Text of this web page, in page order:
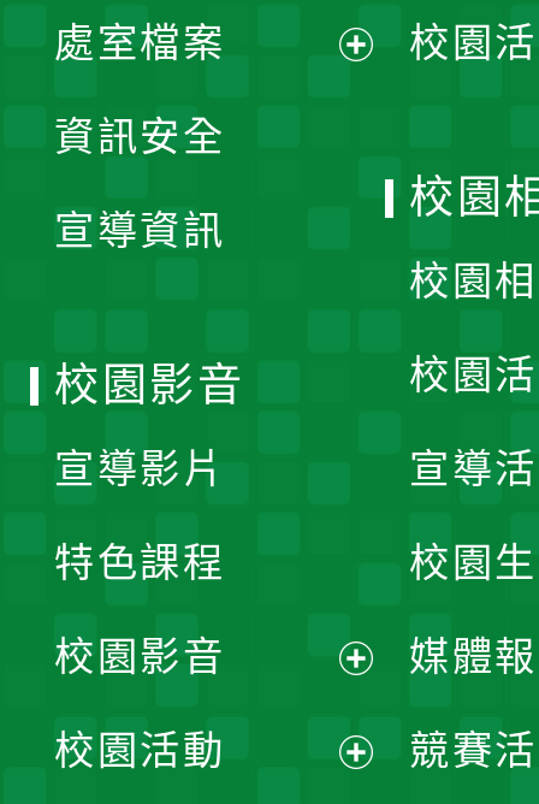
單
處室檔案
資訊安全
宣導資訊
校園
校園
校園
校園
宣導
校園
媒體
競賽
校園影音
宣導影片
特色課程
校園影音
開
校園活動